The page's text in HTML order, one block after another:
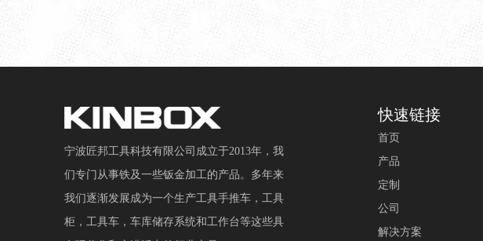
宁波匠邦工具科技有限公司成立于2013年，我
们专门从事铁及一些钣金加工的产品。多年来
我们逐渐发展成为一个生产工具手推车，工具
柜，工具车，车库储存系统和工作台等这些具
快速链接
首页
产品
定制
公司
解决方案